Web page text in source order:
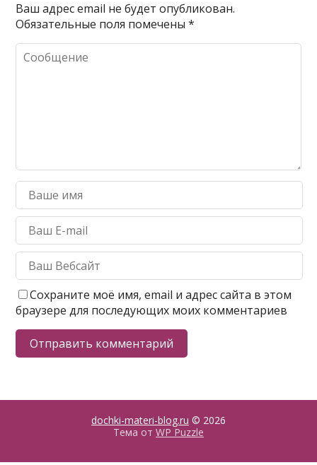
Ваш адрес email не будет опубликован.
Обязательные поля помечены*
Сохраните моё имя, email и адрес сайта в этом
браузере для последующих моих комментариев
dochki-materi-blog.ru © 2026
Тема от WP Puzzle